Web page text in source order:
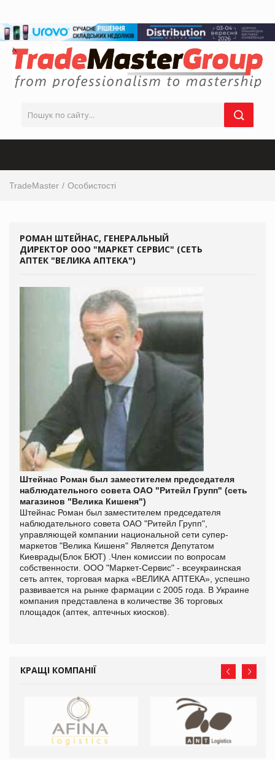
TradeMaster Особистості
РОМАН ШТЕЙНАС, ГЕНЕРАЛЬНЫЙ
ДИРЕКТОР ООО "МАРКЕТ СЕРВИС" (СЕТЬ
АПТЕК "ВЕЛИКА АПТЕКА")
Штейнас Роман был заместителем пред­седателя
наблюдательного совета ОАО "Ритейл Групп" (сеть
магазинов "Велика Кишеня")
Штейнас Роман был заместителем пред­седателя
наблюдательного совета ОАО "Ритейл Групп",
управляющей компании национальной сети супер­
маркетов "Велика Кишеня" Является Депутатом
Киеврады(Блок БЮТ) .Член комиссии по вопросам
собственности. ООО "Маркет-Сервис" - всеукраинская
сеть аптек, торговая марка «ВЕЛИКА АПТЕКА», успешно
развивается на рынке фармации с 2005 года. В Украине
компания представлена в количестве 36 торговых
площадок (аптек, аптечных киосков).
КРАЩІ КОМПАНІЇ